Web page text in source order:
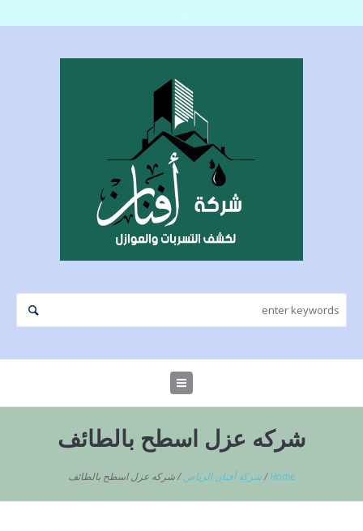
شركه عزل اسطح بالطائف
Home
/شركة أفنان الرياض /شركه عزل اسطح بالطائف